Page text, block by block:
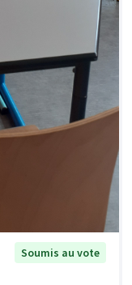
Soumis au vote